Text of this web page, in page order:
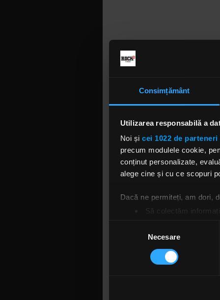
Consimțământ
Utilizarea responsabilă a
Noi și cei 1022 de
precum modulele cookie,
conținut personalizate,
alege cine și cu ce scopuri
Dacă ne permiteți, am dori,
Să colectăm
Găsiți mai multe informații
Vă puteți modifica sau
traficul. De asemenea, le
care folosiți site-ul nostru.
consimțământului
Necesare
a fost
Rundfunk.
artistul.
toate